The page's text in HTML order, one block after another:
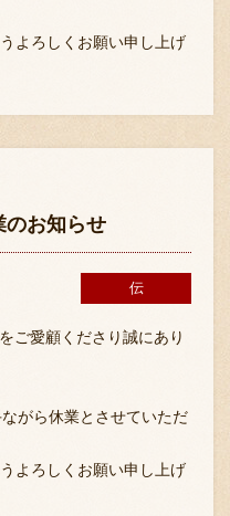
よろしくお願い申し上げ
お知らせ
伝
ご愛顧くださり誠にあり
がら休業とさせていただ
よろしくお願い申し上げ